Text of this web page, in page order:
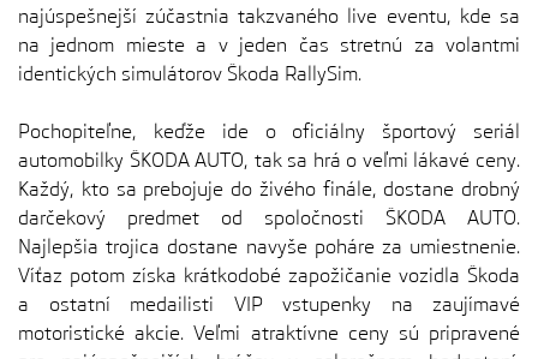
najúspešnejší zúčastnia takzvaného live eventu, kde sa
na jednom mieste a v jeden čas stretnú za volantmi
identických simulátorov Škoda RallySim.
Pochopiteľne, keďže ide o oficiálny športový seriál
automobilky ŠKODA AUTO, tak sa hrá o veľmi lákavé ceny.
Každý, kto sa prebojuje do živého finále, dostane drobný
darčekový predmet od spoločnosti ŠKODA AUTO.
Najlepšia trojica dostane navyše poháre za umiestnenie.
Víťaz potom získa krátkodobé zapožičanie vozidla Škoda
a ostatní medailisti VIP vstupenky na zaujímavé
motoristické akcie. Veľmi atraktívne ceny sú pripravené